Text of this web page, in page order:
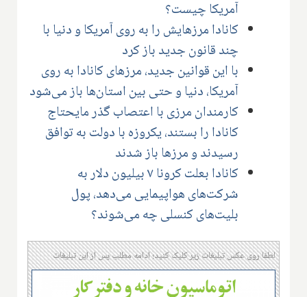
آمریکا چیست؟
کانادا مرزهایش را به روی آمریکا و دنیا با
چند قانون جدید باز کرد
با این قوانین جدید، مرزهای کانادا به روی
آمریکا، دنیا و حتی بین استان‌ها باز می‌شود
کارمندان مرزی با اعتصاب گذر مایحتاج
کانادا را بستند، یکروزه با دولت به توافق
رسیدند و مرزها باز شدند
کانادا بعلت کرونا ۷ بیلیون دلار به
شرکت‌های هواپیمایی می‌دهد، پول
بلیت‌های کنسلی چه می‌شوند؟
لطفا روی عکس تبلیغات زیر کلیک کنید؛ ادامه مطلب پس از این تبلیغات